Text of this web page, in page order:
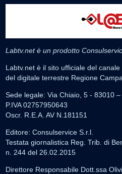
Labtv.net è un prodotto
Labtv.net è il sito ufficiale del
del digitale terrestre Regione
Sede legale: Via Chiaio, 5 - 83010 –
P.IVA 02757950643
Oscr. R.E.A. AV N.181151
Editore: Consulservice S.r.l.
Testata giornalistica Reg. Trib. di
n. 244 del 26.02.2015
Direttore Responsabile Dott.ssa